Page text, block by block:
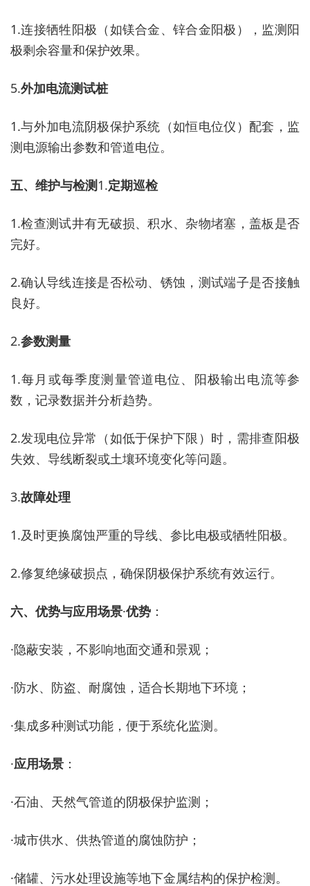
1.连接牺牲阳极（如镁合金、锌合金阳极），监测阳
极剩余容量和保护效果。
5.外加电流测试桩
1.与外加电流阴极保护系统（如恒电位仪）配套，监
测电源输出参数和管道电位。
五、维护与检测1.定期巡检
1.检查测试井有无破损、积水、杂物堵塞，盖板是否
完好。
2.确认导线连接是否松动、锈蚀，测试端子是否接触
良好。
2.参数测量
1.每月或每季度测量管道电位、阳极输出电流等参
数，记录数据并分析趋势。
2.发现电位异常（如低于保护下限）时，需排查阳极
失效、导线断裂或土壤环境变化等问题。
3.故障处理
1.及时更换腐蚀严重的导线、参比电极或牺牲阳极。
2.修复绝缘破损点，确保阴极保护系统有效运行。
六、优势与应用场景·优势 ：
·隐蔽安装，不影响地面交通和景观；
·防水、防盗、耐腐蚀，适合长期地下环境；
·集成多种测试功能，便于系统化监测。
·应用场景 ：
·石油、天然气管道的阴极保护监测；
·城市供水、供热管道的腐蚀防护；
·储罐、污水处理设施等地下金属结构的保护检测。